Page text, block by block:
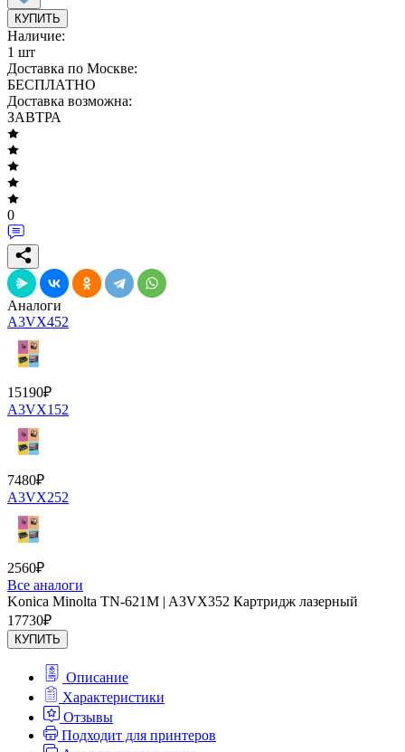
КУПИТЬ
Наличие:
1 шт
Доставка по Москве:
БЕСПЛАТНО
Доставка возможна:
ЗАВТРА
0
Аналоги
A3VX452
15190₽
A3VX152
7480₽
A3VX252
2560₽
Все аналоги
Konica Minolta TN-621M | A3VX352 Картридж лазерный
17730₽
КУПИТЬ
Описание
Характеристики
Отзывы
Подходит для принтеров